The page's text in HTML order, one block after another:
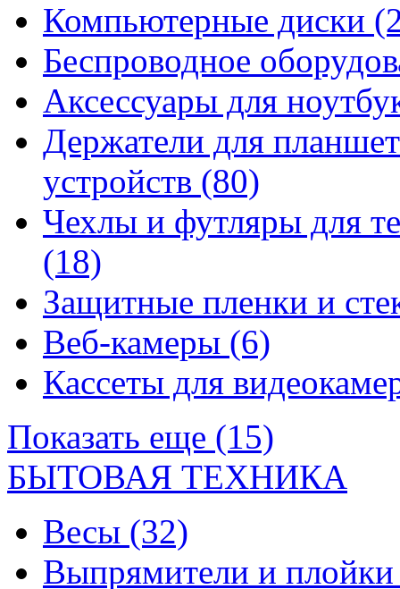
Компьютерные диски
Беспроводное
Аксессуары для
Держатели для
устройств (80)
Чехлы и футляры для
(18)
Защитные пленки и
Веб-камеры (6)
Кассеты для
Показать еще (15)
БЫТОВАЯ ТЕХНИКА
Весы (32)
Выпрямители и